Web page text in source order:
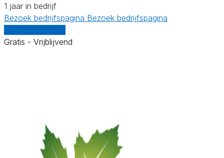
1 jaar in bedrijf
Bezoek bedrijfspagina Bezoek bedrijfspagina
Gratis - Vrijblijvend